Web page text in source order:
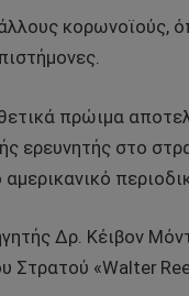
κορωνοϊούς,
πρώιμα
ερευνητής στο
Δρ. Κέιβον
Στρατού «Walter